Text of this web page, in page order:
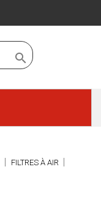

FILTRES À AIR